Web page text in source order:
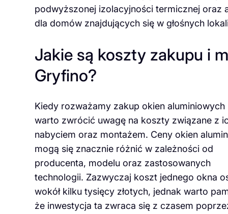
podwyższonej izolacyjności termicznej oraz
dla domów znajdujących się w głośnych
Jakie są koszty zakupu i
Gryfino?
Kiedy rozważamy zakup okien aluminiowych
warto zwrócić uwagę na koszty związane z
nabyciem oraz montażem. Ceny okien
mogą się znacznie różnić w zależności od
producenta, modelu oraz zastosowanych
technologii. Zazwyczaj koszt jednego okna
wokół kilku tysięcy złotych, jednak warto
że inwestycja ta zwraca się z czasem